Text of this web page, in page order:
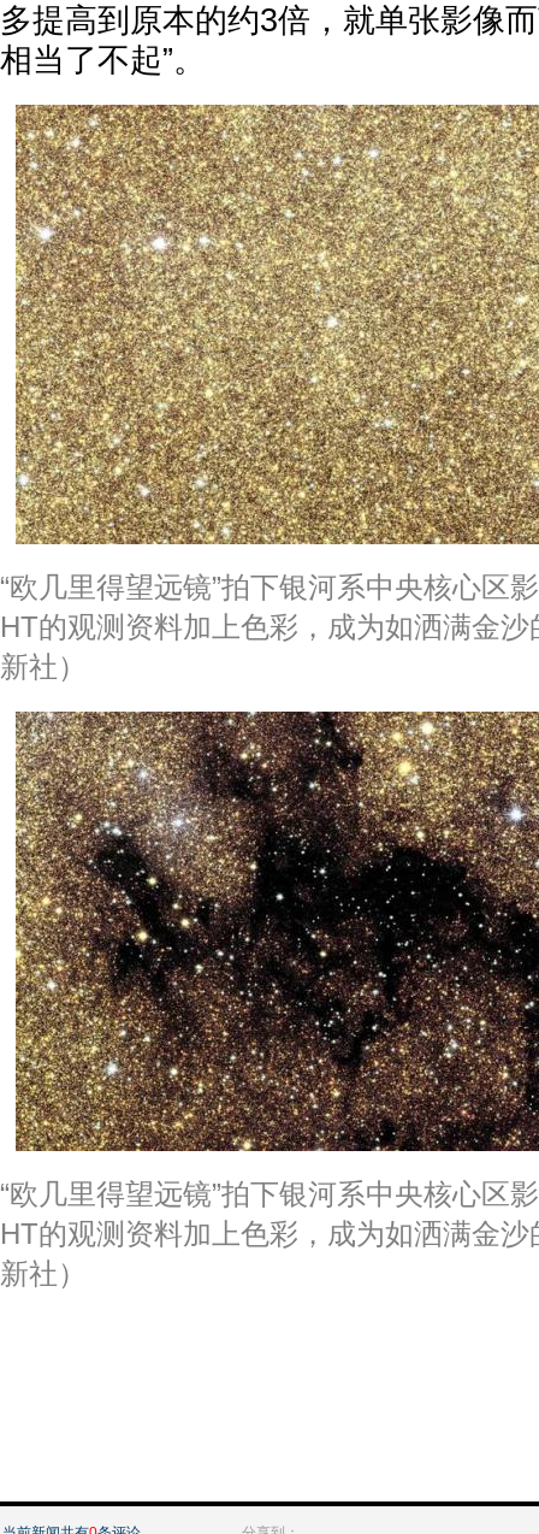
多提高到原本的约3倍，就单张影像
相当了不起”。
“欧几里得望远镜”拍下银河系中央核心区
HT的观测资料加上色彩，成为如洒满金
新社）
“欧几里得望远镜”拍下银河系中央核心区
HT的观测资料加上色彩，成为如洒满金
新社）